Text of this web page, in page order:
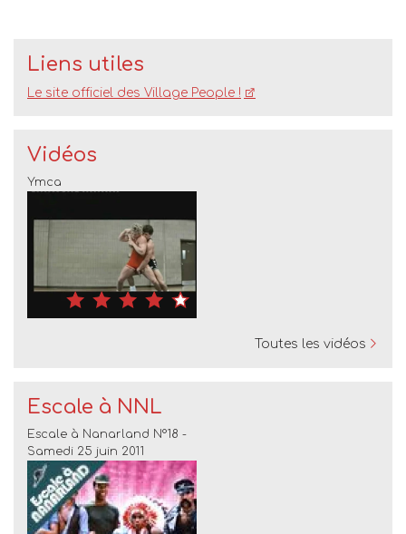
Liens utiles
Le site officiel des Village People !
Vidéos
Ymca
Toutes les vidéos
Escale à NNL
Escale à Nanarland N°18 -
Samedi 25 juin 2011